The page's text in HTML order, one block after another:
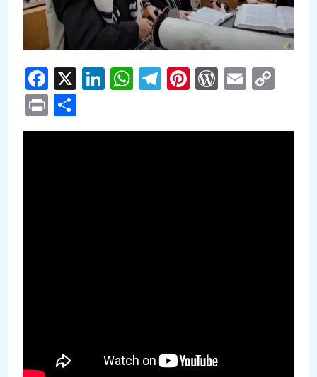
Facebook
X LinkedIn
WhatsApp
Telegram
PinterestEmail
Print